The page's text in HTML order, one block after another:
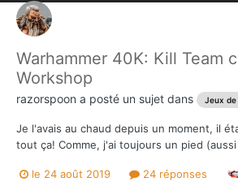
Warhammer 40K: Kill Team
Workshop
razorspoon a posté un sujet dans Jeux de
Je l'avais au chaud depuis un moment, il
tout ça! Comme, j'ai toujours un pied
mon épreuve du feu pour le jeu
le 24 août 2019 24 réponses